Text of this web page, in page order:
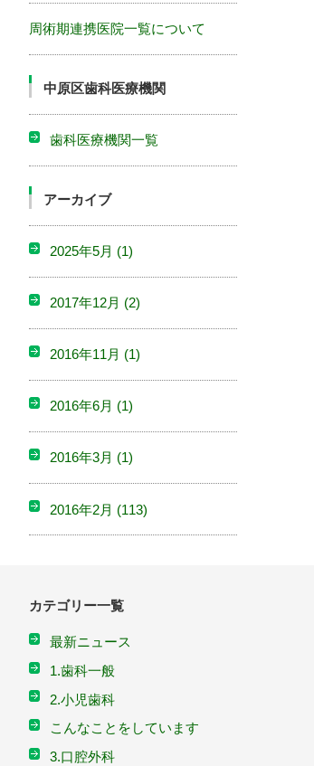
周術期連携医院一覧について
中原区歯科医療機関
歯科医療機関一覧
アーカイブ
2025年5月 (1)
2017年12月 (2)
2016年11月 (1)
2016年6月 (1)
2016年3月 (1)
2016年2月 (113)
カテゴリー一覧
最新ニュース
1.歯科一般
2.小児歯科
こんなことをしています
3.口腔外科